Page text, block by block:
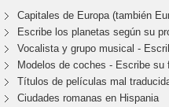
Capitales de Europa (también
Escribe los planetas según su
Vocalista y grupo musical -
Modelos de coches - Escribe su
Títulos de películas mal
Ciudades romanas en Hispania